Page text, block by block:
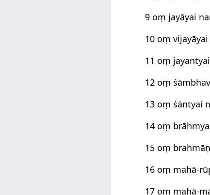
9 oṃ jayāyai
10 oṃ
11 oṃ
12 oṃ
13 oṃ śāntyai
14 oṃ
15 oṃ
16 oṃ mahā-
17 oṃ mahā-